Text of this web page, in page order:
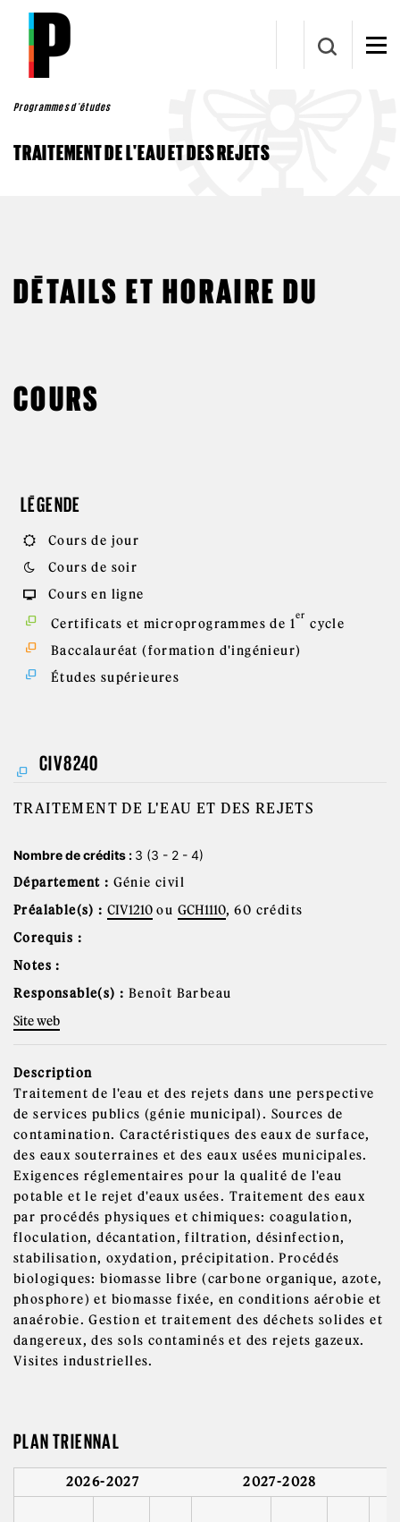
Aller au contenu principal
Programmes d'études
TRAITEMENT DE L'EAU ET DES REJETS
DÉTAILS ET HORAIRE DU
COURS
LÉGENDE
Cours de jour
Cours de soir
Cours en ligne
Certificats et microprogrammes de 1
er
cycle
Baccalauréat (formation d'ingénieur)
Études supérieures
CIV8240
TRAITEMENT DE L'EAU ET DES REJETS
Nombre de crédits : 3 (3 - 2 - 4)
Département : Génie civil
Préalable(s) : CIV1210 ou GCH1110, 60 crédits
Corequis :
Notes :
Responsable(s) : Benoît Barbeau
Site web
Description
Traitement de l'eau et des rejets dans une perspective
de services publics (génie municipal). Sources de
contamination. Caractéristiques des eaux de surface,
des eaux souterraines et des eaux usées municipales.
Exigences réglementaires pour la qualité de l'eau
potable et le rejet d'eaux usées. Traitement des eaux
par procédés physiques et chimiques: coagulation,
floculation, décantation, filtration, désinfection,
stabilisation, oxydation, précipitation. Procédés
biologiques: biomasse libre (carbone organique, azote,
phosphore) et biomasse fixée, en conditions aérobie et
anaérobie. Gestion et traitement des déchets solides et
dangereux, des sols contaminés et des rejets gazeux.
Visites industrielles.
PLAN TRIENNAL
2026-2027 2027-2028